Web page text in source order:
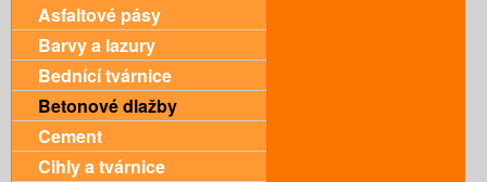
Asfaltové pásy
Barvy a lazury
Bednící tvárnice
Betonové dlažby
Cement
Cihly a tvárnice